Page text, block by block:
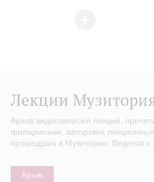
Лекции
Архив видеозаписей лекций,
филармонии, авторских
прошедших в Музитории. Ведется с
Архив